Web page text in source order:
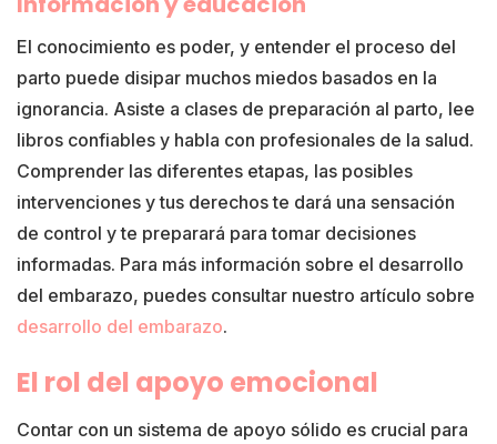
El conocimiento es poder, y entender el proceso del
parto puede disipar muchos miedos basados en la
ignorancia. Asiste a clases de preparación al parto, lee
libros confiables y habla con profesionales de la salud.
Comprender las diferentes etapas, las posibles
intervenciones y tus derechos te dará una sensación
de control y te preparará para tomar decisiones
informadas. Para más información sobre el desarrollo
del embarazo, puedes consultar nuestro artículo sobre
desarrollo del embarazo.
El rol del apoyo emocional
Contar con un sistema de apoyo sólido es crucial para